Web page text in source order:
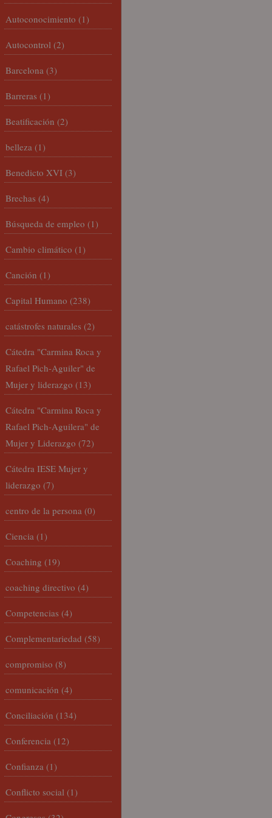
Autoconocimiento (1)
Autocontrol (2)
Barcelona (3)
Barreras (1)
Beatificación (2)
belleza (1)
Benedicto XVI (3)
Brechas (4)
Búsqueda de empleo (1)
Cambio climático (1)
Canción (1)
Capital Humano (238)
catástrofes naturales (2)
Cátedra "Carmina Roca y
Rafael Pich-Aguiler" de
Mujer y liderazgo (13)
Cátedra "Carmina Roca y
Rafael Pich-Aguilera" de
Mujer y Liderazgo (72)
Cátedra IESE Mujer y
liderazgo (7)
centro de la persona (0)
Ciencia (1)
Coaching (19)
coaching directivo (4)
Competencias (4)
Complementariedad (58)
compromiso (8)
comunicación (4)
Conciliación (134)
Conferencia (12)
Confianza (1)
Conflicto social (1)